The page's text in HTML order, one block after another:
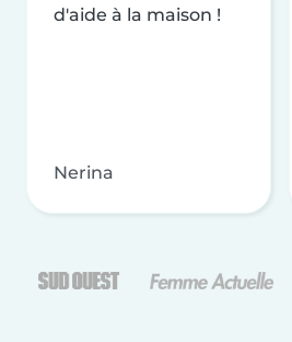
d'aide à la maison !
Nerina